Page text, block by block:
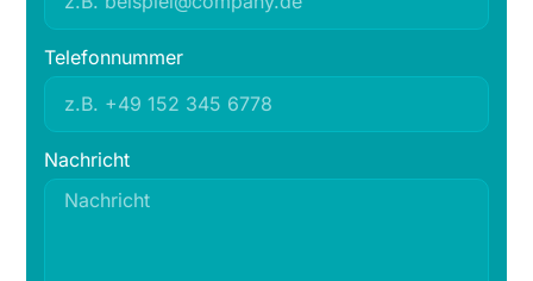
Telefonnummer
Nachricht